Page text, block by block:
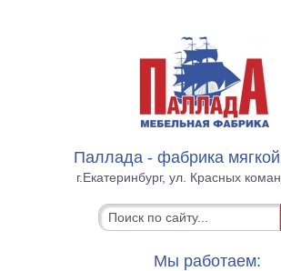
Паллада - фабрика
г.Екатеринбург, ул. Красных
Мы работаем: